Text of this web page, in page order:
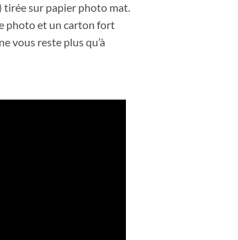
tirée sur papier photo mat.
photo et un carton fort
vous reste plus qu’à